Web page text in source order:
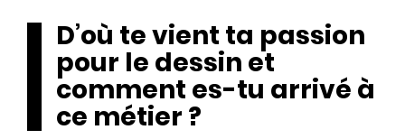
D’où te vient ta passion
pour le dessin et
comment es-tu arrivé à
ce métier ?